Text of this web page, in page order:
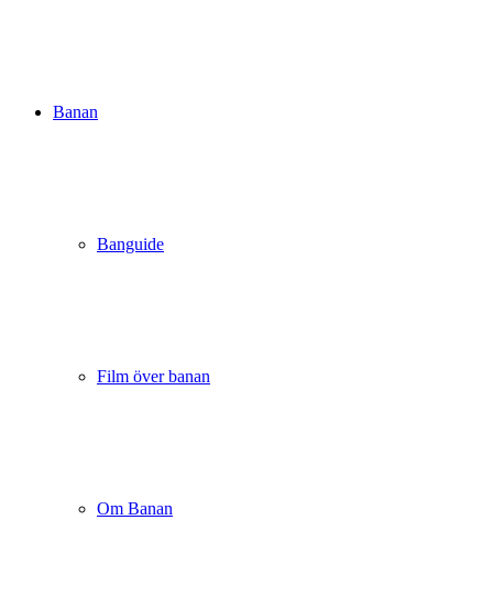
Banan
Banguide
Film över banan
Om Banan